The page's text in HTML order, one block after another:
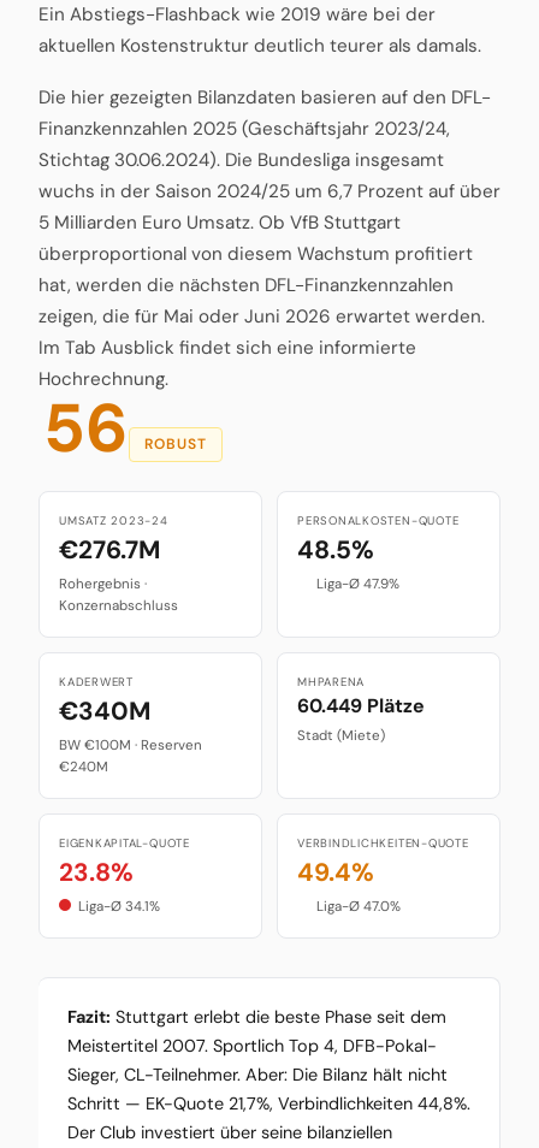
Ein Abstiegs-Flashback wie 2019 wäre bei der
aktuellen Kostenstruktur deutlich teurer als damals.
Die hier gezeigten Bilanzdaten basieren auf den DFL-
Finanzkennzahlen 2025 (Geschäftsjahr 2023/24,
Stichtag 30.06.2024). Die Bundesliga insgesamt
wuchs in der Saison 2024/25 um 6,7 Prozent auf über
5 Milliarden Euro Umsatz. Ob VfB Stuttgart
überproportional von diesem Wachstum profitiert
hat, werden die nächsten DFL-Finanzkennzahlen
zeigen, die für Mai oder Juni 2026 erwartet werden.
Im Tab Ausblick findet sich eine informierte
Hochrechnung.
56 ROBUST
UMSATZ 2023-24
€276.7M
Rohergebnis ·
Konzernabschluss
PERSONALKOSTEN-QUOTE
48.5%
Liga-Ø 47.9%
KADERWERT
€340M
BW €100M · Reserven
€240M
MHPARENA
60.449 Plätze
Stadt (Miete)
EIGENKAPITAL-QUOTE
23.8%
Liga-Ø 34.1%
VERBINDLICHKEITEN-QUOTE
49.4%
Liga-Ø 47.0%
Fazit: Stuttgart erlebt die beste Phase seit dem
Meistertitel 2007. Sportlich Top 4, DFB-Pokal-
Sieger, CL-Teilnehmer. Aber: Die Bilanz hält nicht
Schritt — EK-Quote 21,7%, Verbindlichkeiten 44,8%.
Der Club investiert über seine bilanziellen